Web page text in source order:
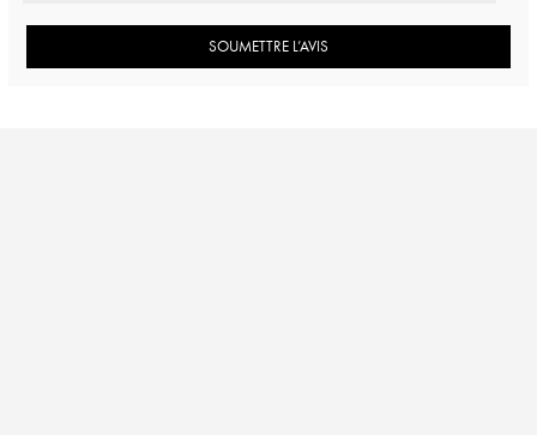
SOUMETTRE L’AVIS